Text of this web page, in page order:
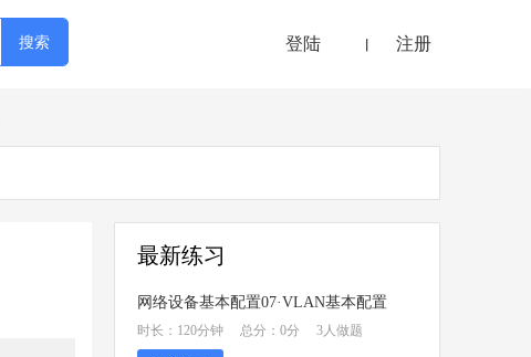
登陆 注册
最新练习
网络设备基本配置07·VLAN基本配置
时长：120分钟 总分：0分 3人做题